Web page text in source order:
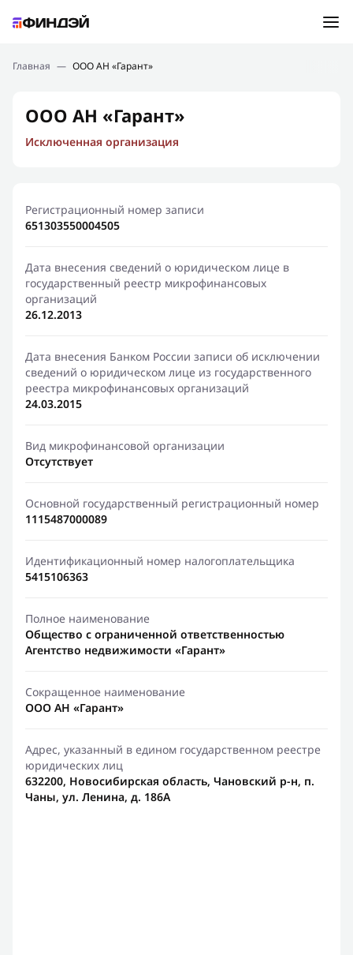
Подбор займа
Новости
Финансовое просвещение
Главная — ООО АН «Гарант»
ООО АН «Гарант»
Исключенная организация
Регистрационный номер записи
651303550004505
Дата внесения сведений о юридическом лице в
государственный реестр микрофинансовых
организаций
26.12.2013
Дата внесения Банком России записи об исключении
сведений о юридическом лице из государственного
реестра микрофинансовых организаций
24.03.2015
Вид микрофинансовой организации
Отсутствует
Основной государственный регистрационный номер
1115487000089
Идентификационный номер налогоплательщика
5415106363
Полное наименование
Общество с ограниченной ответственностью
Агентство недвижимости «Гарант»
Сокращенное наименование
ООО АН «Гарант»
Адрес, указанный в едином государственном реестре
юридических лиц
632200, Новосибирская область, Чановский р-н, п.
Чаны, ул. Ленина, д. 186А
Ошибка:Контактная форма не найдена.
Спасибо, что написали нам
Мы свяжемся с Вами в ближайшее время и сообщим
результат
Отправить новый запрос